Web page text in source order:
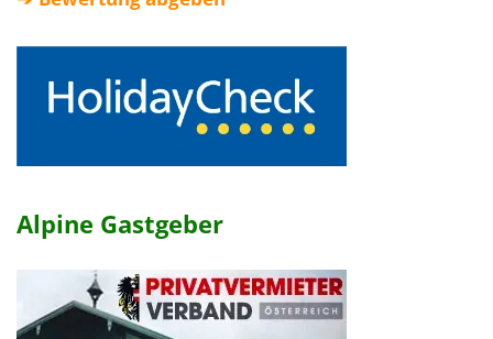
Alpine Gastgeber